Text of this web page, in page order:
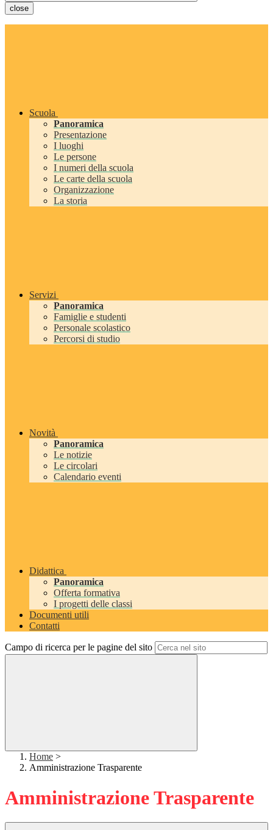
close
Scuola
Panoramica
Presentazione
I luoghi
Le persone
I numeri della scuola
Le carte della scuola
Organizzazione
La storia
Servizi
Panoramica
Famiglie e studenti
Personale scolastico
Percorsi di studio
Novità
Panoramica
Le notizie
Le circolari
Calendario eventi
Didattica
Panoramica
Offerta formativa
I progetti delle classi
Documenti utili
Contatti
Campo di ricerca per le pagine del sito
Home >
Amministrazione Trasparente
Amministrazione Trasparente